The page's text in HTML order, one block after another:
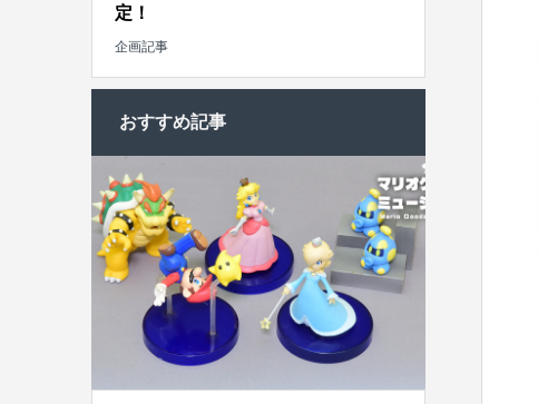
定！
企画記事
おすすめ記事